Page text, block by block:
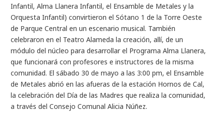
Infantil, Alma Llanera Infantil, el Ensamble de Metales y la
Orquesta Infantil) convirtieron el Sótano 1 de la Torre Oeste
de Parque Central en un escenario musical. También
celebraron en el Teatro Alameda la creación, allí, de un
módulo del núcleo para desarrollar el Programa Alma Llanera,
que funcionará con profesores e instructores de la misma
comunidad. El sábado 30 de mayo a las 3:00 pm, el Ensamble
de Metales abrió en las afueras de la estación Hornos de Cal,
la celebración del Día de las Madres que realiza la comunidad,
a través del Consejo Comunal Alicia Núñez.